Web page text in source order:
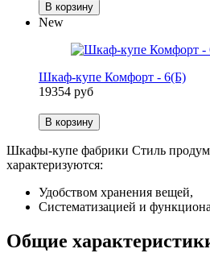
В корзину
New
Шкаф-купе Комфорт - 6(Б)
19354 руб
В корзину
Шкафы-купе фабрики Стиль
характеризуются:
Удобством хранения вещей,
Систематизацией и
Общие